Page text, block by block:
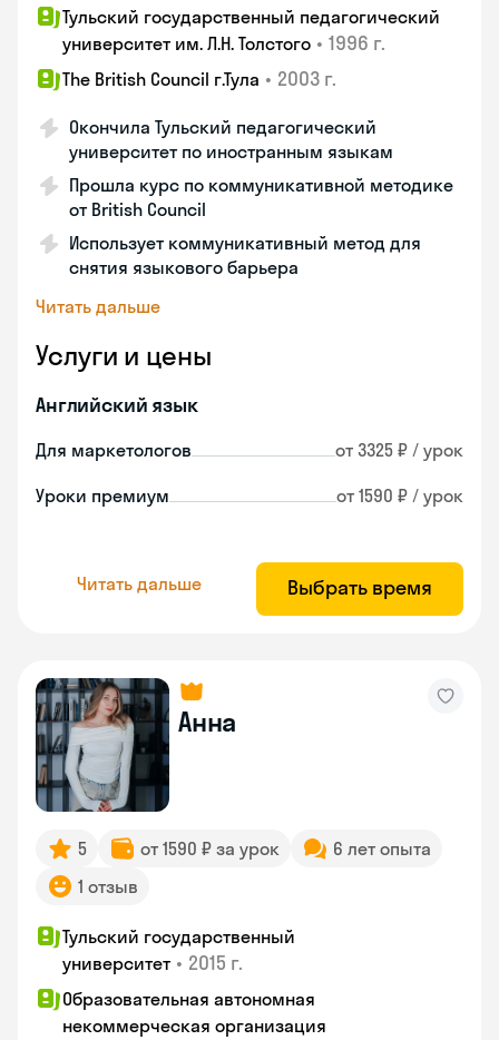
Тульский государственный педагогический
университет им. Л.Н. Толстого • 1996 г.
The British Council г.Тула • 2003 г.
Окончила Тульский педагогический
университет по иностранным языкам
Прошла курс по коммуникативной методике
от British Council
Использует коммуникативный метод для
снятия языкового барьера
Читать дальше
Услуги и цены
Английский язык
Для маркетологов от 3325 ₽ / урок
Уроки премиум от 1590 ₽ / урок
Читать дальше Выбрать время
Анна
5 от 1590 ₽ за урок
6 лет опыта
1 отзыв
Тульский государственный
университет • 2015 г.
Образовательная автономная
некоммерческая организация